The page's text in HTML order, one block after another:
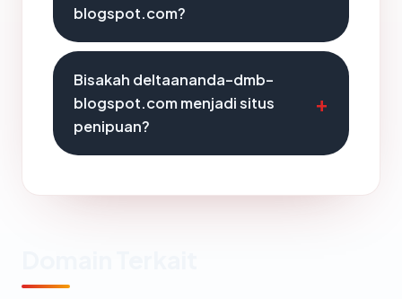
blogspot.com?
Bisakah deltaananda-dmb-
blogspot.com menjadi situs
penipuan?